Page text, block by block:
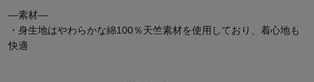
―素材―
・身生地はやわらかな綿100％天竺素材を使用しており、着心地も
快適